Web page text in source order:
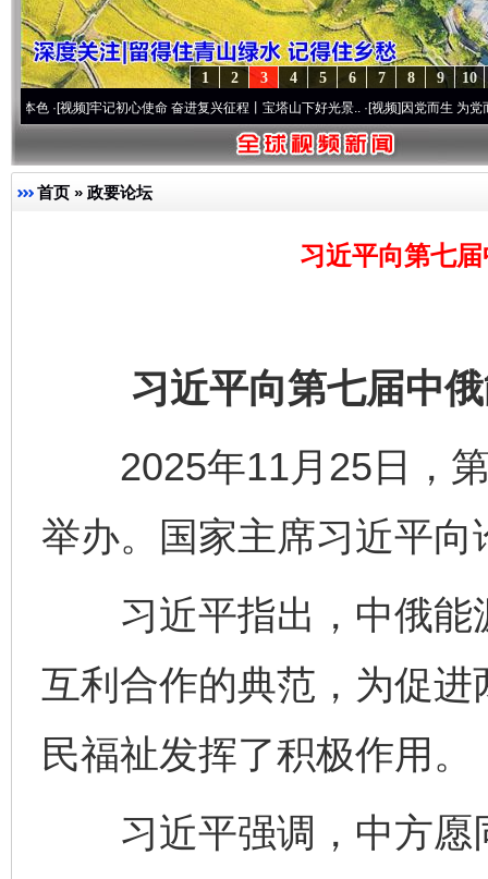
10
9
8
7
6
5
4
3
2
1
牢记初心使命 奋进复兴征程丨宝塔山下好光景..·[视频]因党而生 为党而战——百
首页 » 政要论坛
习近平向第七
习近平向第七届中俄
2025年11月25日，第
举办。国家主席习近平向
习近平指出，中俄能
互利合作的典范，为促
民福祉发挥了积极作用。
习近平强调，中方愿